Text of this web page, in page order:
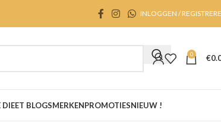
INLOGGEN /
0 €
DIEET BLOGSMERKENPROMOTIESNIEUW !